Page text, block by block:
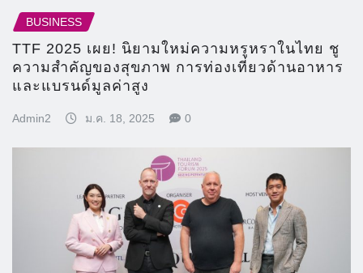
BUSINESS
TTF 2025 เผย! นิยามใหม่ความหรูหราในไทย ชู
ความสำคัญของสุขภาพ การท่องเที่ยวด้านอาหาร
และแบรนด์มูลค่าสูง
Admin2 ม.ค. 18, 2025 0